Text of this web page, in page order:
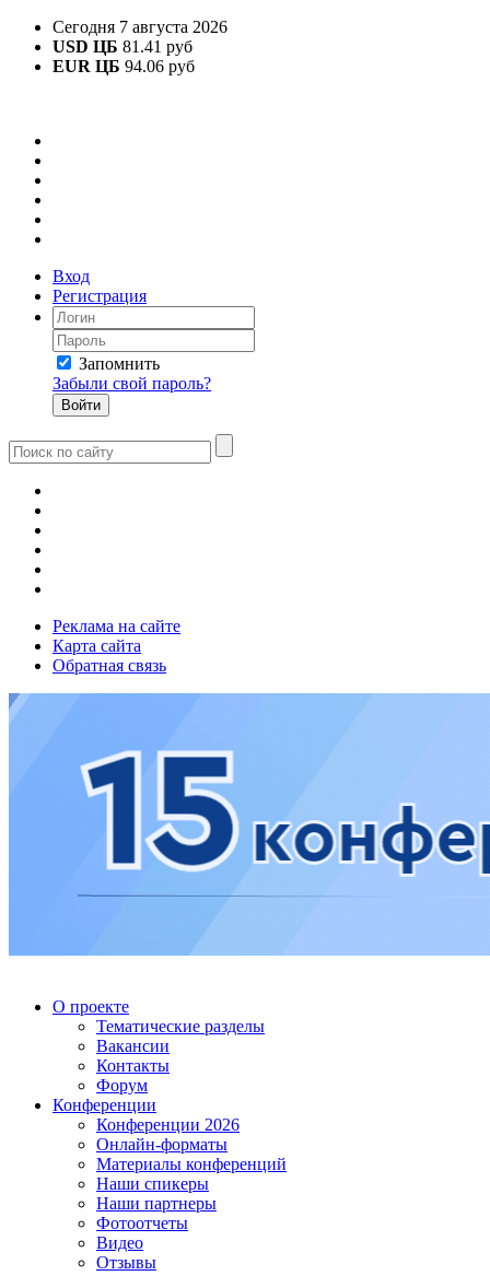
Сегодня 7 августа 2026
USD ЦБ 81.41 руб
EUR ЦБ 94.06 руб
Вход
Регистрация
Запомнить
Забыли свой пароль?
Реклама на сайте
Карта сайта
Обратная связь
О проекте
Тематические разделы
Вакансии
Контакты
Форум
Конференции
Конференции 2026
Онлайн-форматы
Материалы конференций
Наши спикеры
Наши партнеры
Фотоотчеты
Видео
Отзывы